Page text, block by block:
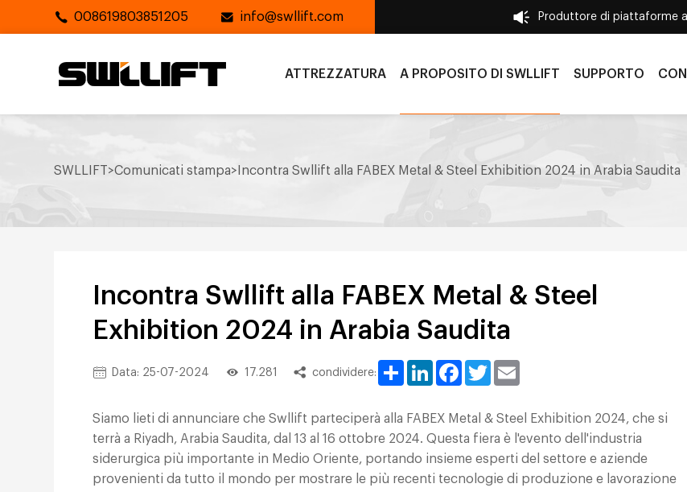
008619803851205 info@swllift.com Produttore di piattaforme
ATTREZZATURA A PROPOSITO DI SWLLIFT SUPPORTO
SWLLIFT>Comunicati stampa> Incontra Swllift alla FABEX Metal & Steel Exhibition 2024 in Arabia Saudita
Incontra Swllift alla FABEX Metal & Steel
Exhibition 2024 in Arabia Saudita
Data: 25-07-2024 17.281 condividere:
Share LinkedInFacebook
Twitter
Siamo lieti di annunciare che Swllift parteciperà alla FABEX Metal & Steel Exhibition 2024, che si
terrà a Riyadh, Arabia Saudita, dal 13 al 16 ottobre 2024. Questa fiera è l'evento dell'industria
siderurgica più importante in Medio Oriente, portando insieme esperti del settore e aziende
provenienti da tutto il mondo per mostrare le più recenti tecnologie di produzione e lavorazione